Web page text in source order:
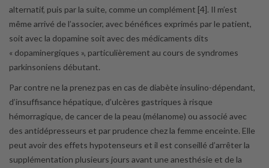
alternatif, puis par la suite, comme un complément [4]. Il m’est
même arrivé de l’associer, avec bénéfices exprimés par le patient,
soit avec la dopamine soit avec des médicaments dits
« dopaminergiques », particulièrement au cours de syndromes
parkinsoniens débutant.
Par contre ne la prenez pas en cas de diabète insulino-dépendant,
d’insuffisance hépatique, d’ulcères gastriques à risque
hémorragique, de cancer de la peau (mélanome) ou associé avec
des antidépresseurs et par prudence chez la femme enceinte. Elle
peut avoir des effets hypotenseurs et il est conseillé d’arrêter la
supplémentation plusieurs jours avant une anesthésie et de la